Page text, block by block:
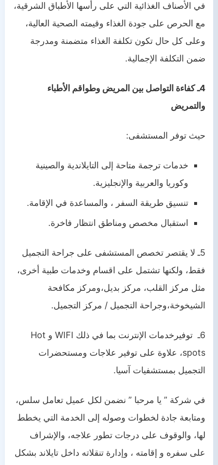
في الأصناف الغذائية التي على رأسها الأطباق الشرقية،
مع الحرص على جودة الغذاء وقيمته الصحية العالية،
وعلى كل حال تكون تكلفة الغذاء متضمنة ومدرجة
ضمن التكلفة الإجمالية.
4ـ كفاءة التواصل بين المريض وطواقم الأطباء
والتمريض
حيث توفر المستشفى:
خدمات ترجمة متاحة إلى التايلاندية والصينية
وكوريا والعربية والإنجليزية.
تنسيق طريقة السفر ، والمساعدة في الإقامة.
استقبال مخصص ومناطق انتظار فاخرة.
5ـ لا يقتصر تخصص المستشفى على جراحة التجميل
فقط، ولكنها تشتمل على اقسام وخدمات طبية أخرى،
مثل مركز القلب، مركز بديل،ومركز مكافحة
الشيخوخة،وجراحة التجميل / مركز التجميل.
6ـ توفير خدمات الإنترنت بما في ذلك WIFI و Hot
spots، علاوة على توفير علاجات ومستحضرات
التجميل بمستشفيات آسيا.
في شركة ” يا مرحبا ” نضمن لكل عميل تعامل سلس،
ومتابعة جادة لخطوات وصوله إلى الخدمة التي يخطط
لها، والوقوف على درجات تطور علاجه، والإشراف
على سفره و إقامته ، وإدارة تنقلاته داخل تايلاند بشكل